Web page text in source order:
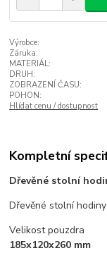
Výrobce:
Záruka:
MATERIÁL:
DRUH:
ZOBRAZENÍ ČASU:
POHON:
Hlídat cenu / dostupnost
Kompletní
Dřevěné stolní
Dřevěné stolní
Velikost pouzdra
185x120x260 mm